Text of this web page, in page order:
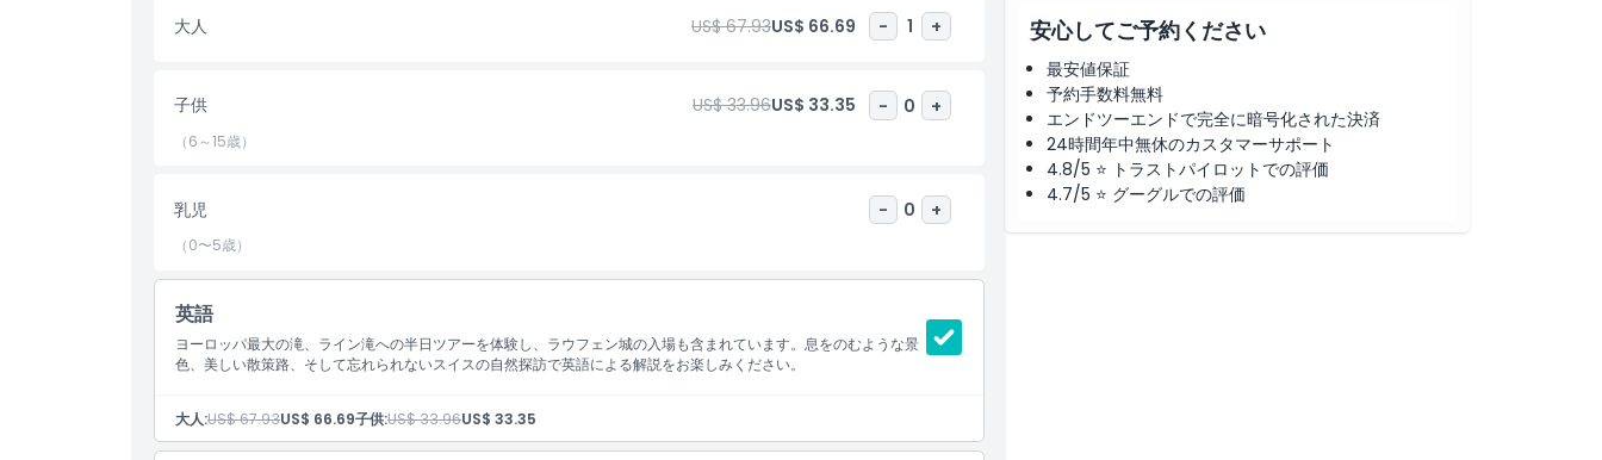
子供／大人ポリシー
営業時間
注意事項
場所
キャンセルポリシー
大人 US$ 67.93US$ 66.69 - 1 +
子供 US$ 33.96US$ 33.35 - 0 +
（6～15歳）
乳児 - 0 +
（0〜5歳）
英語
ヨーロッパ最大の滝、ライン滝への半日ツアーを体験し、ラウフェン城の入場も含まれています。息をのむような景
色、美しい散策路、そして忘れられないスイスの自然探訪で英語による解説をお楽しみください。
大人:US$ 67.93US$ 66.69子供:US$ 33.96US$ 33.35
安心してご予約ください
最安値保証
予約手数料無料
エンドツーエンドで完全に暗号化された決済
24時間年中無休のカスタマーサポート
4.8/5 ⭐ トラストパイロットでの評価
4.7/5 ⭐ グーグルでの評価